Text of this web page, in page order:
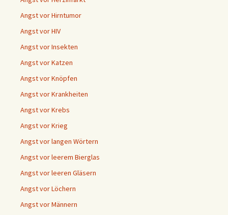
Angst vor Hirntumor
Angst vor HIV
Angst vor Insekten
Angst vor Katzen
Angst vor Knöpfen
Angst vor Krankheiten
Angst vor Krebs
Angst vor Krieg
Angst vor langen Wörtern
Angst vor leerem Bierglas
Angst vor leeren Gläsern
Angst vor Löchern
Angst vor Männern